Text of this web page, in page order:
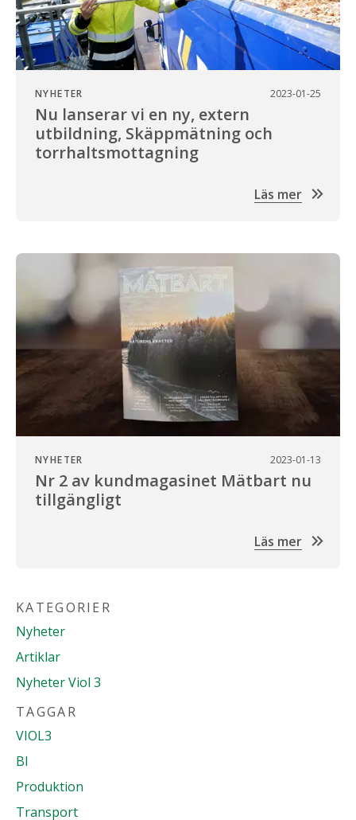
NYHETER 2023-01-25
Nu lanserar vi en ny, extern
utbildning, Skäppmätning och
torrhaltsmottagning
Läs mer
NYHETER 2023-01-13
Nr 2 av kundmagasinet Mätbart nu
tillgängligt
Läs mer
KATEGORIER
Nyheter
Artiklar
Nyheter Viol 3
TAGGAR
VIOL3
BI
Produktion
Transport